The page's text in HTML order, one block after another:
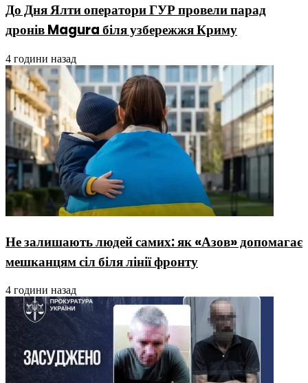
До Дня Ялти оператори ГУР провели парад
дронів Magura біля узбережжя Криму
4 години назад
Не залишають людей самих: як «Азов» допомагає
мешканцям сіл біля лінії фронту
4 години назад